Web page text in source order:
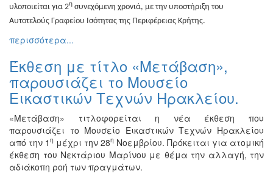
Άλλες
Εκδηλώσεις
ΤΟΠΟΣ
ΜΑΣ
ΔΗΜΟΣ
ΠΟΛΙΤΙΣΜΟΣ
υλοποιείται για 2η συνεχόμενη χρονιά, με την υποστήριξη του
Αυτοτελούς Γραφείου Ισότητας της Περιφέρειας Κρήτης.
περισσότερα...
Έκθεση με τίτλο «Μετάβαση»,
παρουσιάζει το Μουσείο
Εικαστικών Τεχνών Ηρακλείου.
«Μετάβαση» τιτλοφορείται η νέα έκθεση που
παρουσιάζει το Μουσείο Εικαστικών Τεχνών Ηρακλείου
από την 1 η μέχρι την 28η Νοεμβρίου. Πρόκειται για ατομική
έκθεση του Νεκτάριου Μαρίνου με θέμα την αλλαγή, την
αδιάκοπη ροή των πραγμάτων.